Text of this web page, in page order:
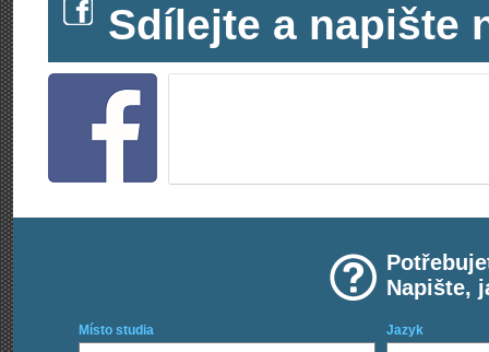
Sdílejte a napište
Napište,
Místo studia Jazyk